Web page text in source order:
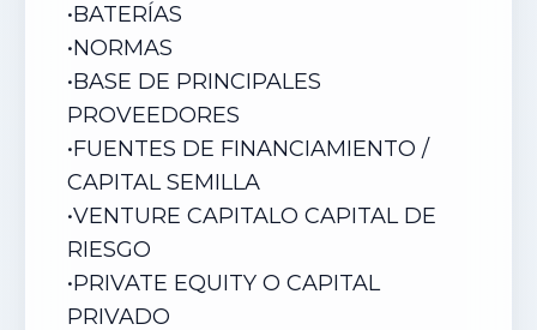
•BATERÍAS
•NORMAS
•BASE DE PRINCIPALES
PROVEEDORES
•FUENTES DE FINANCIAMIENTO /
CAPITAL SEMILLA
•VENTURE CAPITALO CAPITAL DE
RIESGO
•PRIVATE EQUITY O CAPITAL
PRIVADO